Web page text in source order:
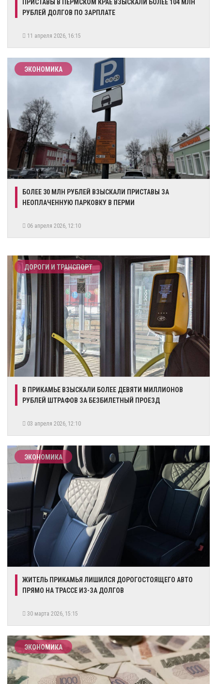
ПРИСТАВЫ В ПЕРМСКОМ КРАЕ ВЗЫСКАЛИ БОЛЕЕ 104 МЛН
РУБЛЕЙ ДОЛГОВ ПО ЗАРПЛАТЕ
11 апреля 2026, 16:15
ЭКОНОМИКА
БОЛЕЕ 30 МЛН РУБЛЕЙ ВЗЫСКАЛИ ПРИСТАВЫ ЗА
НЕОПЛАЧЕННУЮ ПАРКОВКУ В ПЕРМИ
06 апреля 2026, 12:10
ДОРОГИ И ТРАНСПОРТ
В ПРИКАМЬЕ ВЗЫСКАЛИ БОЛЕЕ ДЕВЯТИ МИЛЛИОНОВ
РУБЛЕЙ ШТРАФОВ ЗА БЕЗБИЛЕТНЫЙ ПРОЕЗД
03 апреля 2026, 12:10
ЭКОНОМИКА
ЖИТЕЛЬ ПРИКАМЬЯ ЛИШИЛСЯ ДОРОГОСТОЯЩЕГО АВТО
ПРЯМО НА ТРАССЕ ИЗ-ЗА ДОЛГОВ
30 марта 2026, 15:15
ЭКОНОМИКА